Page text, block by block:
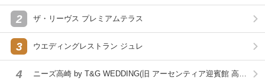
2 ザ・リーヴス プレミアムテラス
3 ウエディングレストラン ジュレ
4
ニーズ高崎 by T&G WEDDING(旧 アーセンティア迎賓館 高